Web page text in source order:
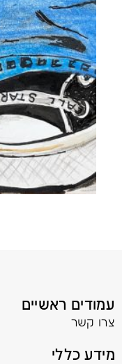
עמודים ראשיים
צרו קשר
מידע כללי